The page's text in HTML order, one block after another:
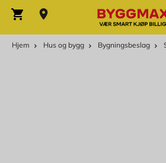
Varekurv
Hjem Hus og bygg Bygningsbeslag